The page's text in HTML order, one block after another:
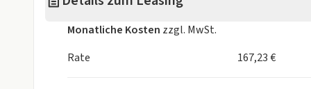
Monatliche Kosten zzgl. MwSt.
Rate
167,23 €